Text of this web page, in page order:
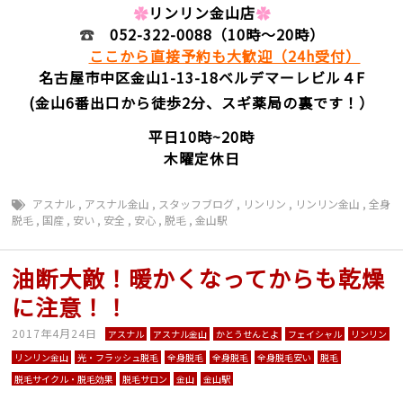
✿リンリン金山店✿
☎ 052-322-0088 （10時～20時）
ここから直接予約も大歓迎（24h受付）
名古屋市中区金山1-13-18ベルデマーレビル４F
(金山6番出口から徒歩2分、スギ薬局の裏です！）
平日10時~20時
木曜定休日
アスナル , アスナル金山 , スタッフブログ , リンリン , リンリン金山 ,全身
脱毛 , 国産 , 安い , 安全 , 安心 ,脱毛 ,金山駅
油断大敵！暖かくなってからも乾燥
に注意！！
2017年4月24日 アスナル アスナル金山 かとうせんとよ フェイシャル
リンリン
リンリン金山
光・フラッシュ脱毛 全身脱毛 全身脱毛 全身脱毛安い
脱毛
脱毛サイクル・脱毛効果
脱毛サロン 金山 金山駅